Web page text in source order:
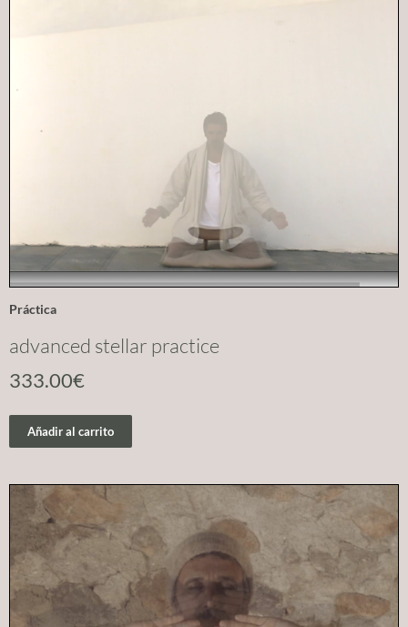
Práctica
advanced stellar practice
333.00€
Añadir al carrito